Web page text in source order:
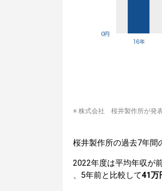
※ 株式会社 桜井製作所が発
桜井製作所の過去7年間
2022年度は平均年収が
、5年前と比較して41万